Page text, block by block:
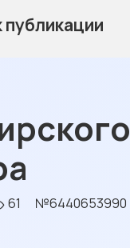
публикации
61 №6440653990